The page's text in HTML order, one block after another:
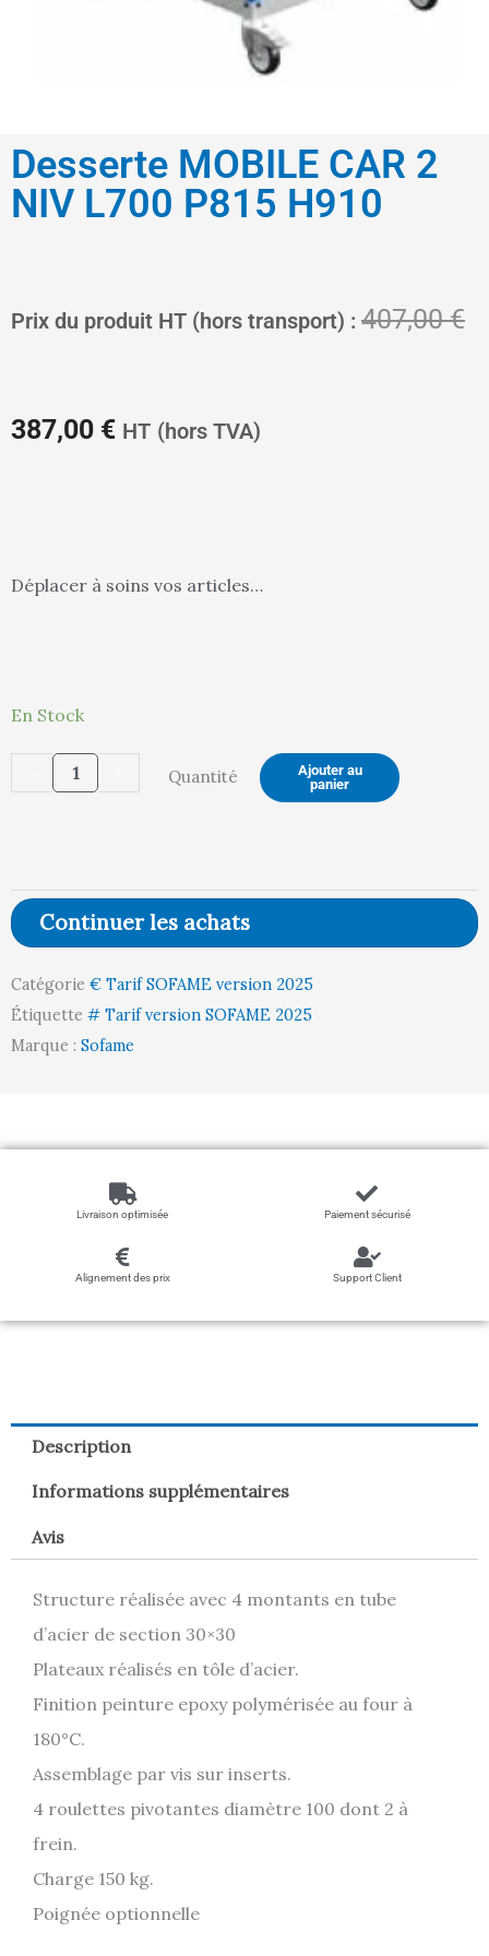
Desserte MOBILE CAR 2
NIV L700 P815 H910
Prix du produit HT (hors transport) : 407,00€
387,00 €
Le
prix
387,00 €.
HT (hors TVA)
Déplacer à soins vos articles…
En Stock
quantité
Desserte
NIV
L700
H910
Quantité
Ajouter au
panier
Continuer les achats
Catégorie € Tarif SOFAME version 2025
Étiquette # Tarif version SOFAME 2025
Marque : Sofame
Livraison optimisée Paiement sécurisé
Alignement des prix Support Client
Description
Informations supplémentaires
Avis
Structure réalisée avec 4 montants en tube
d’acier de section 30×30
Plateaux réalisés en tôle d’acier.
Finition peinture epoxy polymérisée au four à
180°C.
Assemblage par vis sur inserts.
4 roulettes pivotantes diamètre 100 dont 2 à
frein.
Charge 150 kg.
Poignée optionnelle